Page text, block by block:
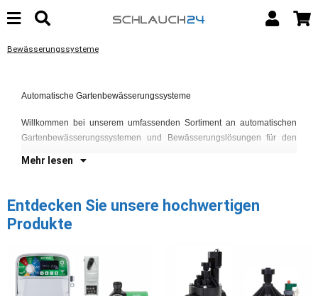
Bewässerungssysteme
Automatische Gartenbewässerungssysteme
Willkommen bei unserem umfassenden Sortiment an automatischen
Gartenbewässerungssystemen und Bewässerungslösungen für den
Mehr lesen
Entdecken Sie unsere hochwertigen
Produkte